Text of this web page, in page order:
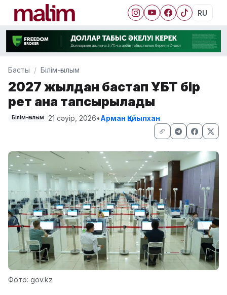
RU
Басты Білім-ғылым
2027 жылдан бастап ҰБТ бір
рет қана тапсырылады
Білім-ғылым 21 сәуір, 2026•Арман Қайыпхан
Фото: gov.kz